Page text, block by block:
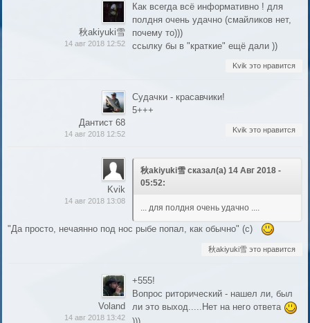
秋akiyuki雪
14 авг 2018 12:52
Как всегда всё информативно ! для
полдня очень удачно (смайликов нет,
почему то)))
ссылку бы в "краткие" ещё дали ))
Kvik это нравится
Дантист 68
14 авг 2018 12:52
Судачки - красавчики!
5+++
Kvik это нравится
Kvik
14 авг 2018 13:08
秋akiyuki雪 сказал(а) 14 Авг 2018 -
05:52:
... для полдня очень удачно ....
"Да просто, нечаянно под нос рыбе попал, как обычно" (с)
秋akiyuki雪 это нравится
Voland
14 авг 2018 13:42
+555!
Вопрос риторический - нашел ли, был
ли это выход.....Нет на него ответа